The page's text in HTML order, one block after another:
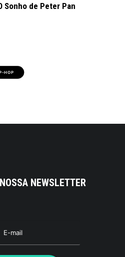
Sonho de Peter Pan
HOP
NEWSLETTER